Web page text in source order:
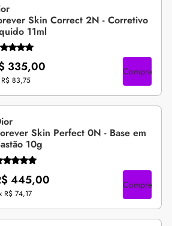
Skin Correct 2N - Corretivo
11ml
335,00
R$ 83,75
Compre
Skin Perfect 0N - Base em
10g
445,00
R$ 74,17
Compre